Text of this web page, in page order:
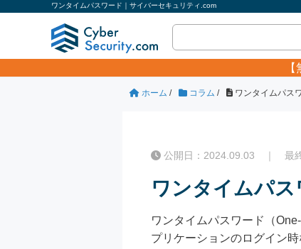
ワンタイムパスワード｜サイバーセキュリティ.com
【
ホーム / コラム / ワンタイムパス
公開日：2024.09.03 ｜ 最
ワンタイムパス
ワンタイムパスワード（
プリケーションのログイン